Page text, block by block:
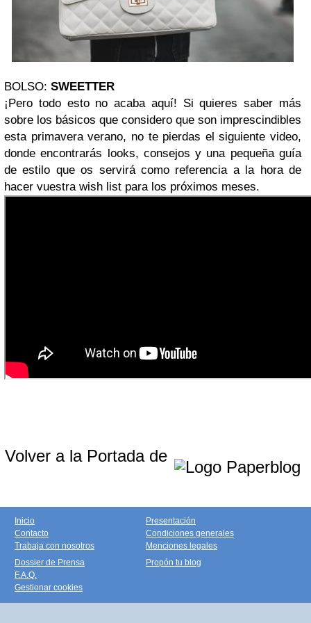
BOLSO: SWEETTER
¡Pero todo esto no acaba aquí! Si quieres saber más
sobre los básicos que considero que son imprescindibles
esta primavera verano, no te pierdas el siguiente video,
donde encontrarás looks, consejos y una pequeña guía
de estilo que os servirá como referencia a la hora de
hacer vuestra wish list para los próximos meses.
Volver a la Portada de
Inicio
Contacto
Trabaja con nosotros
Presentación
Condiciones generales
Menciones legales
Dossier de Prensa
F.A.Q.
Gestionar cookies
Propón tu blog